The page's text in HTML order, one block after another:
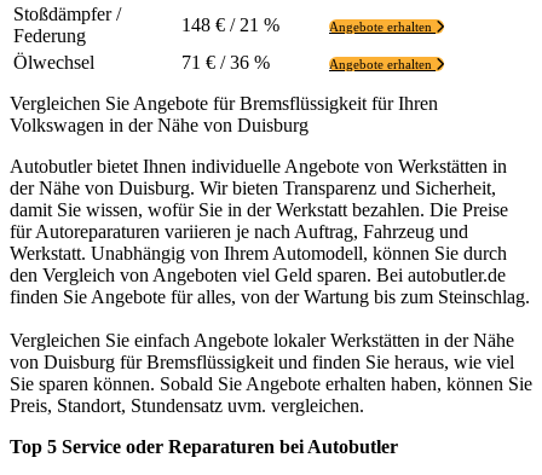
Stoßdämpfer /
Federung
148 € / 21 % Angebote erhalten
Ölwechsel 71 € / 36 % Angebote erhalten
Vergleichen Sie Angebote für Bremsflüssigkeit für Ihren
Volkswagen in der Nähe von Duisburg
Autobutler bietet Ihnen individuelle Angebote von Werkstätten in
der Nähe von Duisburg. Wir bieten Transparenz und Sicherheit,
damit Sie wissen, wofür Sie in der Werkstatt bezahlen. Die Preise
für Autoreparaturen variieren je nach Auftrag, Fahrzeug und
Werkstatt. Unabhängig von Ihrem Automodell, können Sie durch
den Vergleich von Angeboten viel Geld sparen. Bei autobutler.de
finden Sie Angebote für alles, von der Wartung bis zum Steinschlag.
Vergleichen Sie einfach Angebote lokaler Werkstätten in der Nähe
von Duisburg für Bremsflüssigkeit und finden Sie heraus, wie viel
Sie sparen können. Sobald Sie Angebote erhalten haben, können Sie
Preis, Standort, Stundensatz uvm. vergleichen.
Top 5 Service oder Reparaturen bei Autobutler